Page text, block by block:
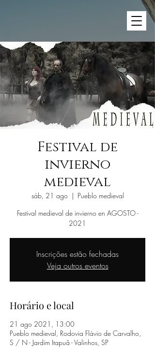
Festival de
invierno
medieval
sáb, 21 ago
  |
Pueblo medieval
Festival medieval de invierno en AGOSTO -
2021
Inscrições estão fechadas
Veja outros eventos
Horário e local
21 ago 2021, 13:00
Pueblo medieval, Rodovia Flávio de Carvalho,
S / N - Jardim Itapuã - Valinhos, SP